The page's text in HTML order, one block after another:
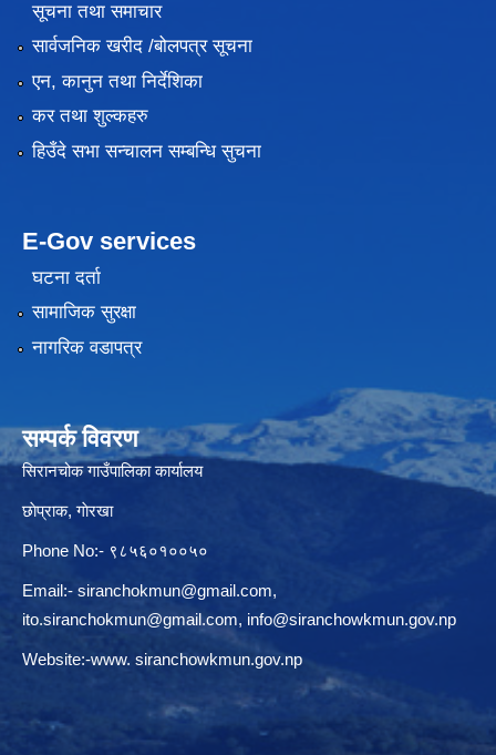
सूचना तथा समाचार
सार्वजनिक खरीद /बोलपत्र सूचना
एन, कानुन तथा निर्देशिका
कर तथा शुल्कहरु
हिउँदे सभा सन्चालन सम्बन्धि सुचना
E-Gov services
घटना दर्ता
सामाजिक सुरक्षा
नागरिक वडापत्र
सम्पर्क विवरण
सिरानचोक गाउँपालिका कार्यालय
छाेप्राक, गाेरखा
Phone No:- ९८५६०१००५०
Email:- siranchokmun@gmail.com,
ito.siranchokmun@gmail.com, info@siranchowkmun.gov.np
Website:-www. siranchowkmun.gov.np